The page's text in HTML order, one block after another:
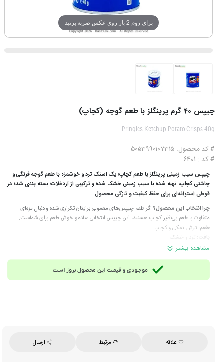
برای زوم 2 بار روی عکس ضربه بزنید
چیپس 40 گرم پرینگلز با طعم گوجه (کچاپ)
Pringles Ketchup Potato Crisps 40g
# کد محصول: 5053990107315
# کد : 6401
چیپس سیب‌ زمینی پرینگلز با طعم کچاپ؛ یک اسنک ترد و خوشمزه با طعم گوجه‌ فرنگی و
چاشنی کچاپ، تهیه‌ شده با سیب‌ زمینی خشک‌ شده و ترکیبی از آرد غلات؛ بسته بندی شده در
قوطی استوانه‌ای برای حفظ کیفیت و تازگی محصول
چرا انتخاب این محصول؟ اگر طعم چیپس‌های معمولی برایتان تکراری شده و دنبال مزه‌ای
متفاوت با طعم بی‌نظیر کچاپ هستید، این چیپس انتخابی ساده و خوش‌ طعم برای شماست.
طعم: ترش، نمکی و کچاپ
بافت:
ترد و خشک
ترکیبات:سیب‌ زمینی خشک‌ شده، روغن‌های گیاهی غیرهیدروژنه (آفتابگردان و ذرت)، آرد گندم،
رنگ خوراکی
مشاهده بیشتر
علاقه مرتبط ارسال